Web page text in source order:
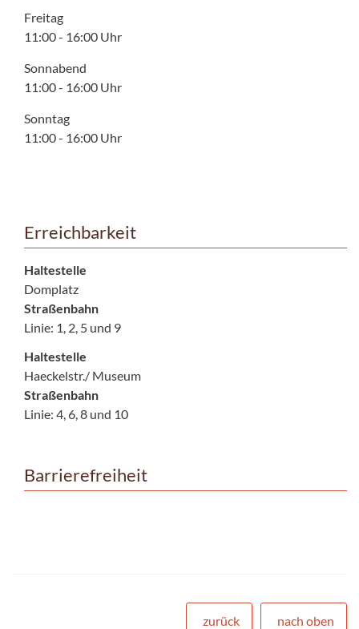
Freitag
11:00 - 16:00 Uhr
Sonnabend
11:00 - 16:00 Uhr
Sonntag
11:00 - 16:00 Uhr
Erreichbarkeit
Haltestelle
Domplatz
Straßenbahn
Linie: 1, 2, 5 und 9
Haltestelle
Haeckelstr./ Museum
Straßenbahn
Linie: 4, 6, 8 und 10
Barrierefreiheit
zurück nach oben